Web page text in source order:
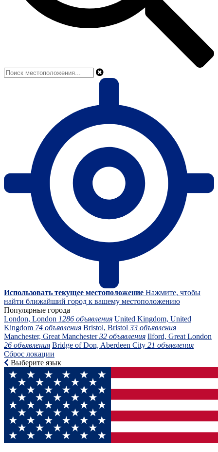
Использовать текущее местоположение Нажмите, чтобы
найти ближайший город к вашему местоположению
Популярные города
London, London 1286 объявления United Kingdom, United
Kingdom 74 объявления Bristol, Bristol 33 объявления
Manchester, Great Manchester32 объявления Ilford, Great London
26 объявления Bridge of Don, Aberdeen City 21 объявления
Сброс локации
Выберите язык